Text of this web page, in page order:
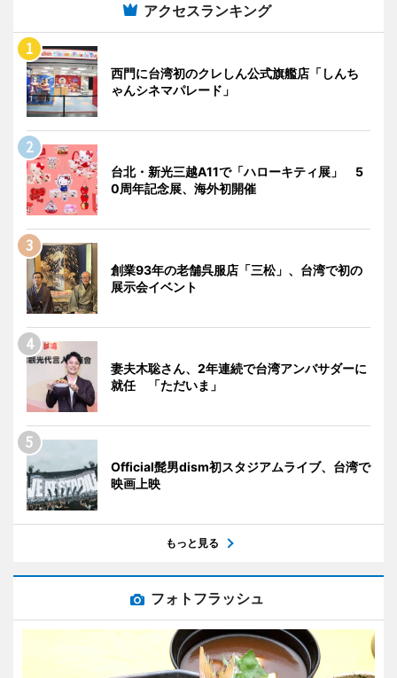
アクセスランキング
西門に台湾初のクレしん公式旗艦店「しんち
ゃんシネマパレード」
台北・新光三越A11で「ハローキティ展」 5
0周年記念展、海外初開催
創業93年の老舗呉服店「三松」、台湾で初の
展示会イベント
妻夫木聡さん、2年連続で台湾アンバサダーに
就任 「ただいま」
Official髭男dism初スタジアムライブ、台湾で
映画上映
もっと見る
フォトフラッシュ